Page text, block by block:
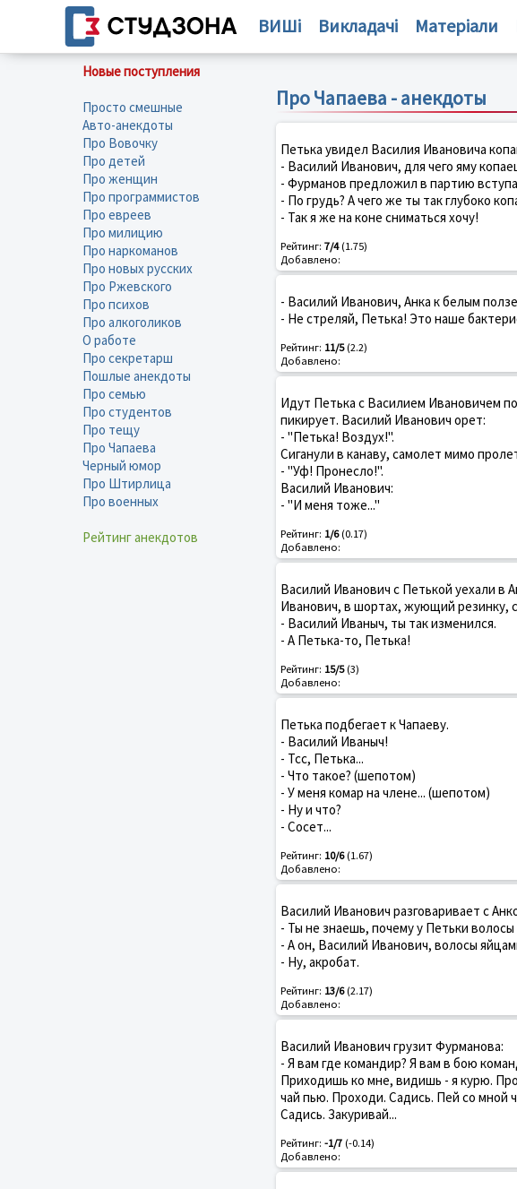
ВИШі Викладачі Матеріали
Новые поступления
Просто смешные
Авто-анекдоты
Про Вовочку
Про детей
Про женщин
Про программистов
Про евреев
Про милицию
Про наркоманов
Про новых русских
Про Ржевского
Про психов
Про алкоголиков
О работе
Про секретарш
Пошлые анекдоты
Про семью
Про студентов
Про тещу
Про Чапаева
Черный юмор
Про Штирлица
Про военных
Рейтинг анекдотов
Про Чапаева - анекдоты
Петька увидел Василия Ивановича
- Василий Иванович, для чего яму
- Фурманов предложил в партию
- По грудь? А чего же ты так глубоко
- Так я же на коне сниматься хочу!
Рейтинг: 7/4(1.75)
Добавлено:
- Василий Иванович, Анка к белым
- Не стреляй, Петька! Это наше
Рейтинг: 11/5(2.2)
Добавлено:
Идут Петька с Василием Ивановичем
пикирует. Василий Иванович орет:
- "Петька! Воздух!".
Сиганули в канаву, самолет мимо
- "Уф! Пронесло!".
Василий Иванович:
- "И меня тоже..."
Рейтинг: 1/6(0.17)
Добавлено:
Василий Иванович с Петькой уехали в
Иванович, в шортах, жующий резинку,
- Василий Иваныч, ты так изменился.
- А Петька-то, Петька!
Рейтинг: 15/5(3)
Добавлено:
Петька подбегает к Чапаеву.
- Василий Иваныч!
- Тсс, Петька...
- Что такое? (шепотом)
- У меня комар на члене... (шепотом)
- Ну и что?
- Сосет...
Рейтинг: 10/6(1.67)
Добавлено:
Василий Иванович разговаривает с
- Ты не знаешь, почему у Петьки
- А он, Василий Иванович, волосы
- Ну, акробат.
Рейтинг: 13/6(2.17)
Добавлено:
Василий Иванович грузит Фурманова:
- Я вам где командир? Я вам в бою
Приходишь ко мне, видишь - я курю.
чай пью. Проходи. Садись. Пей со
Садись. Закуривай...
Рейтинг: -1/7(-0.14)
Добавлено: